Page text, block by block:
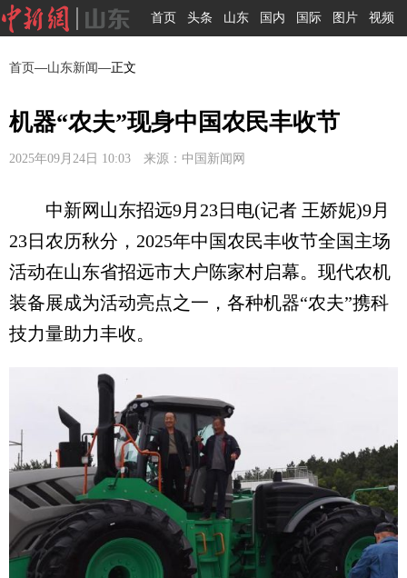
首页 头条 山东 国内 国际 图片 视频
首页—山东新闻—正文
机器“农夫”现身中国农民丰收节
2025年09月24日 10:03 来源：中国新闻网
中新网山东招远9月23日电(记者 王娇妮)9月
23日农历秋分，2025年中国农民丰收节全国主场
活动在山东省招远市大户陈家村启幕。现代农机
装备展成为活动亮点之一，各种机器“农夫”携科
技力量助力丰收。